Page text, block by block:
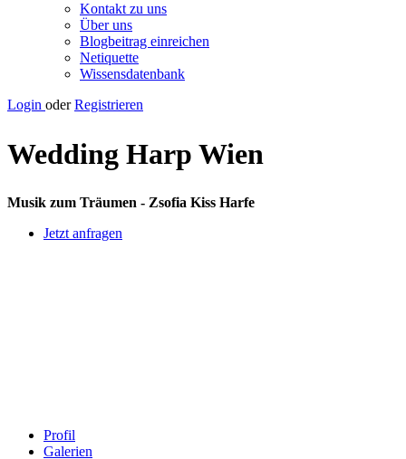
Kontakt zu uns
Über uns
Blogbeitrag einreichen
Netiquette
Wissensdatenbank
Login oder Registrieren
Wedding Harp Wien
Musik zum Träumen - Zsofia Kiss Harfe
Jetzt anfragen
Profil
Galerien